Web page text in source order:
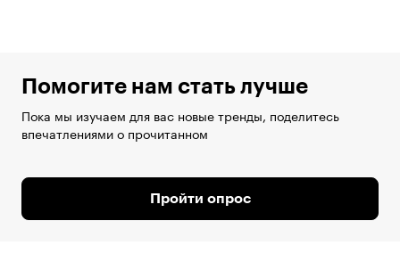
Помогите нам стать лучше
Пока мы изучаем для вас новые тренды, поделитесь
впечатлениями о прочитанном
Пройти опрос